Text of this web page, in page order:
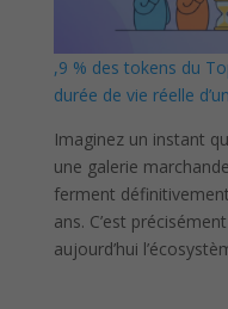
,9 % des tokens du
durée de vie réelle
Imaginez un instant
une galerie
ferment
ans. C’est
aujourd’hui